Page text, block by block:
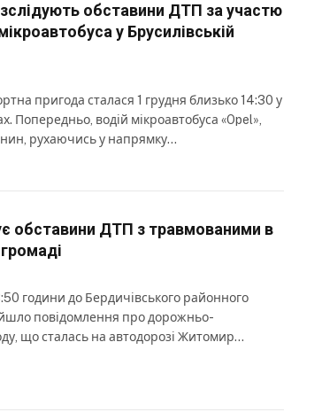
обставини ДТП за участю
у Брусилівській
пригода сталася 1 грудня близько 14:30 у
Попередньо, водій мікроавтобуса «Opel»,
рухаючись у напрямку…
обставини ДТП з травмованими в
години до Бердичівського районного
повідомлення про дорожньо-
що сталась на автодорозі Житомир…